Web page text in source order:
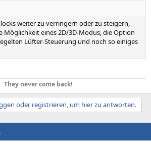
weiter zu verringern oder zu steigern,
Möglichkeit eines 2D/3D-Modus, die Option
Lüfter-Steuerung und noch so einiges
They never come back!
oder registrieren, um hier zu antworten.